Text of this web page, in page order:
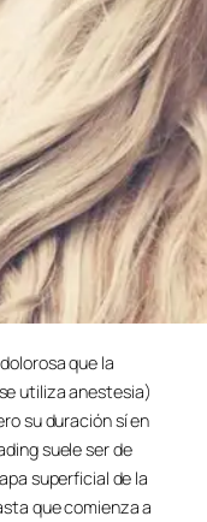
que la
utiliza anestesia)
su duración sí en
suele ser de
superficial de la
que comienza a